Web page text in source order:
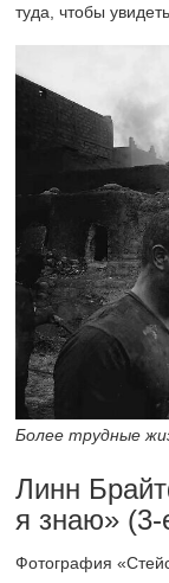
туда, чтобы
Более трудные
Линн
я знаю» (3-
Фотография